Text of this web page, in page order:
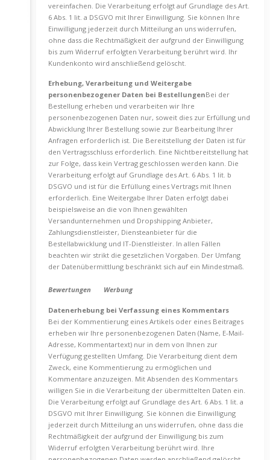
vereinfachen. Die Verarbeitung erfolgt auf Grundlage des Art.
6 Abs. 1 lit. a DSGVO mit Ihrer Einwilligung. Sie können Ihre
Einwilligung jederzeit durch Mitteilung an uns widerrufen,
ohne dass die Rechtmäßigkeit der aufgrund der Einwilligung
bis zum Widerruf erfolgten Verarbeitung berührt wird. Ihr
Kundenkonto wird anschließend gelöscht.
Erhebung, Verarbeitung und Weitergabe
personenbezogener Daten bei BestellungenBei der
Bestellung erheben und verarbeiten wir Ihre
personenbezogenen Daten nur, soweit dies zur Erfüllung und
Abwicklung Ihrer Bestellung sowie zur Bearbeitung Ihrer
Anfragen erforderlich ist. Die Bereitstellung der Daten ist für
den Vertragsschluss erforderlich. Eine Nichtbereitstellung hat
zur Folge, dass kein Vertrag geschlossen werden kann. Die
Verarbeitung erfolgt auf Grundlage des Art. 6 Abs. 1 lit. b
DSGVO und ist für die Erfüllung eines Vertrags mit Ihnen
erforderlich. Eine Weitergabe Ihrer Daten erfolgt dabei
beispielsweise an die von Ihnen gewählten
Versandunternehmen und Dropshipping Anbieter,
Zahlungsdienstleister, Diensteanbieter für die
Bestellabwicklung und IT-Dienstleister. In allen Fällen
beachten wir strikt die gesetzlichen Vorgaben. Der Umfang
der Datenübermittlung beschränkt sich auf ein Mindestmaß.
Bewertungen Werbung
Datenerhebung bei Verfassung eines Kommentars
Bei der Kommentierung eines Artikels oder eines Beitrages
erheben wir Ihre personenbezogenen Daten (Name, E-Mail-
Adresse, Kommentartext) nur in dem von Ihnen zur
Verfügung gestellten Umfang. Die Verarbeitung dient dem
Zweck, eine Kommentierung zu ermöglichen und
Kommentare anzuzeigen. Mit Absenden des Kommentars
willigen Sie in die Verarbeitung der übermittelten Daten ein.
Die Verarbeitung erfolgt auf Grundlage des Art. 6 Abs. 1 lit. a
DSGVO mit Ihrer Einwilligung. Sie können die Einwilligung
jederzeit durch Mitteilung an uns widerrufen, ohne dass die
Rechtmäßigkeit der aufgrund der Einwilligung bis zum
Widerruf erfolgten Verarbeitung berührt wird. Ihre